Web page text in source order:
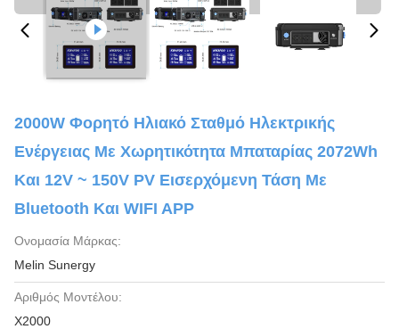
2000W Φορητό Ηλιακό Σταθμό Ηλεκτρικής
Ενέργειας Με Χωρητικότητα Μπαταρίας 2072Wh
Και 12V ~ 150V PV Εισερχόμενη Τάση Με
Bluetooth Και WIFI APP
Ονομασία Μάρκας:
Melin Sunergy
Αριθμός Μοντέλου:
X2000